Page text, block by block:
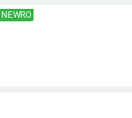
NEWRO